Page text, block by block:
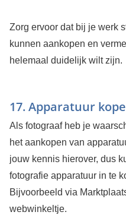
Zorg ervoor dat bij je werk
kunnen aankopen en
helemaal duidelijk wilt zijn.
17. Apparatuur
Als fotograaf heb je
het aankopen van
jouw kennis hierover, dus
fotografie apparatuur in te
Bijvoorbeeld via
webwinkeltje.